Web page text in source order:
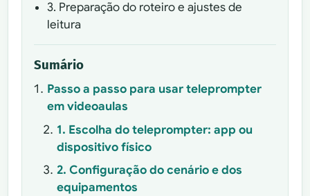
3. Preparação do roteiro e ajustes de
leitura
Sumário
Passo a passo para usar teleprompter
em videoaulas
1. Escolha do teleprompter: app ou
dispositivo físico
2. Configuração do cenário e dos
equipamentos